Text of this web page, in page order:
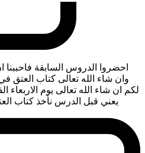
احضروا الدروس السابقة فاحببنا
وان شاء الله تعالى كتاب العتق
لكم ان شاء الله تعالى يوم الاربعاء
يعني قبل الدرس نأخذ كتاب